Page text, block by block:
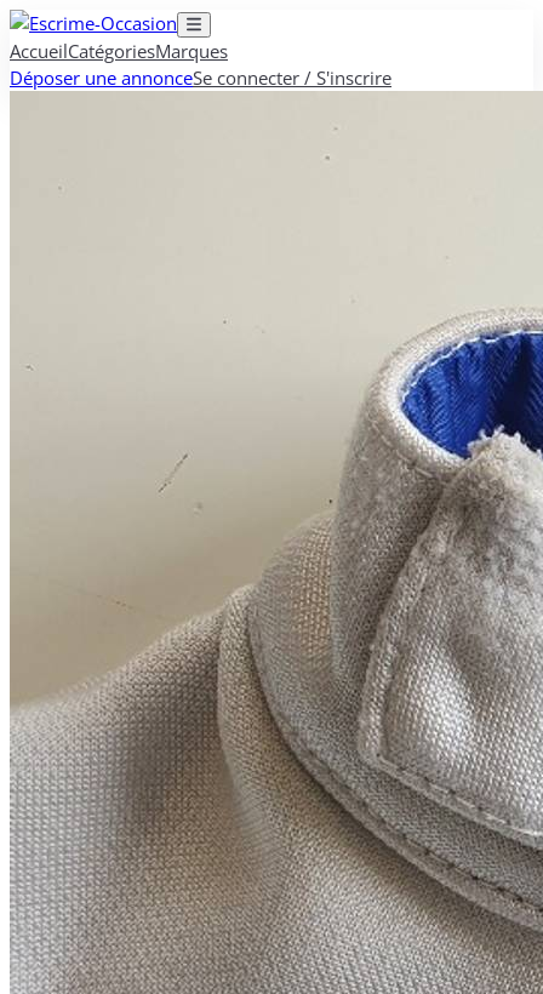
AccueilCatégoriesMarques
Déposer une annonceSe connecter / S'inscrire